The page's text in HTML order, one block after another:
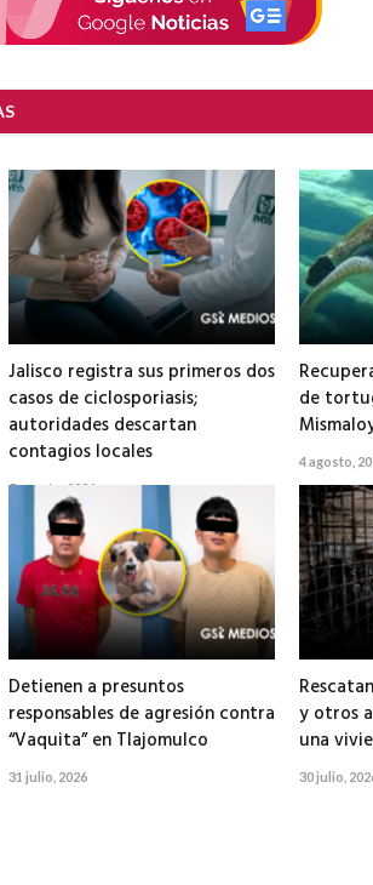
Jalisco registra sus primeros dos
casos de ciclosporiasis;
autoridades descartan
contagios locales
5 agosto, 2026
de
4 agosto,
Detienen a presuntos
responsables de agresión contra
“Vaquita” en Tlajomulco
31 julio, 2026
y otros
una
30 julio,